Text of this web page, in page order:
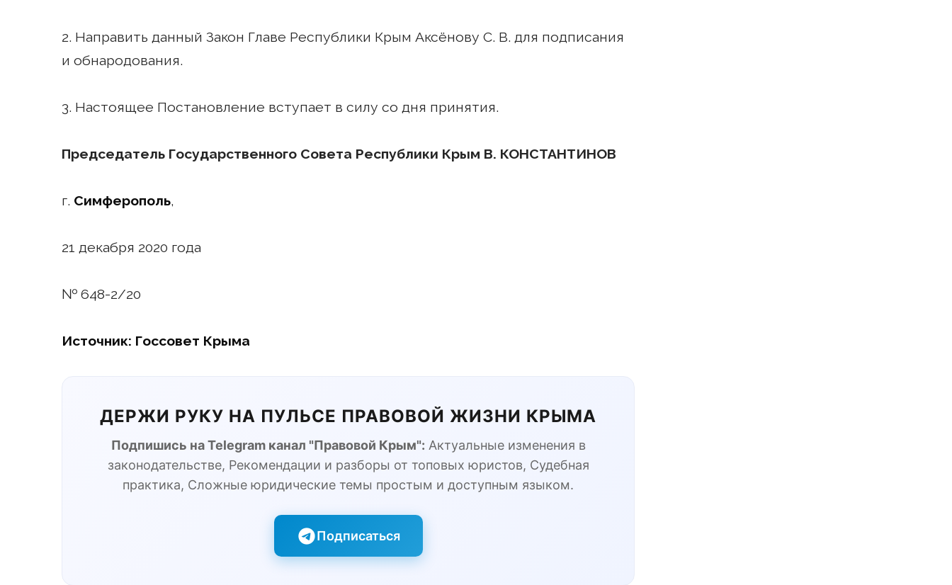
2. Направить данный Закон Главе Республики Крым Аксёнову С. В. для подписания
и обнародования.
3. Настоящее Постановление вступает в силу со дня принятия.
Председатель Государственного Совета Республики Крым В. КОНСТАНТИНОВ
г. Симферополь,
21 декабря 2020 года
№ 648-2/20
Источник: Госсовет Крыма
ДЕРЖИ РУКУ НА ПУЛЬСЕ ПРАВОВОЙ ЖИЗНИ КРЫМА
Подпишись на Telegram канал "Правовой Крым": Актуальные изменения в
законодательстве, Рекомендации и разборы от топовых юристов, Судебная
практика, Сложные юридические темы простым и доступным языком.
Подписаться